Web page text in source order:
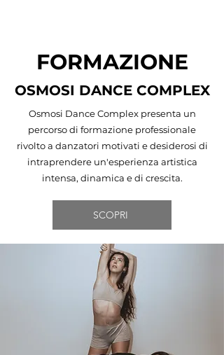
FORMAZIONE
OSMOSI DANCE COMPLEX
Osmosi Dance Complex presenta un
percorso di formazione professionale
rivolto a danzatori motivati e desiderosi di
intraprendere un'esperienza artistica
intensa, dinamica e di crescita.
SCOPRI